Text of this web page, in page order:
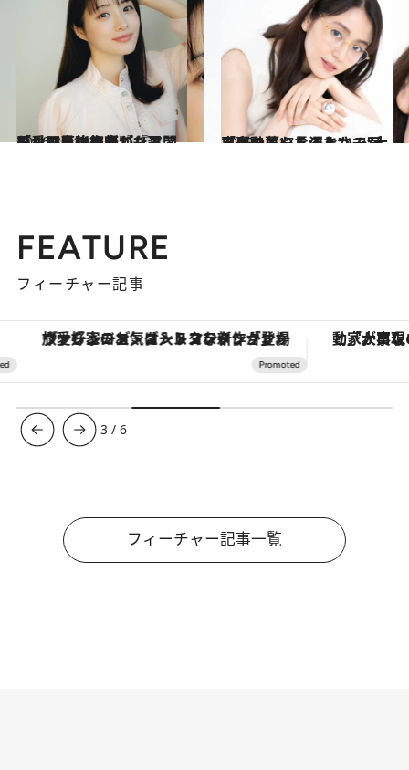
2026.3.21
「愛は、強すぎても歪む」石原さとみが『リア王』で見つめ直した人間のリアル〈舞台『リア王』で産後復帰〉
カルチャー 2025.10.17
「運動にもなるし、一石二鳥です」長澤まさみが日々の暮らしのなかで“大事にしていること”
カルチャー
FEATURE
フィーチャー記事
ヴァシュロン・コンスタンタン「オーヴァーシーズ・オートマティック」。旅愛好家のお気に入りコレクションから、ジェンダーレスな新作が登場
3 /6
フィーチャー記事一覧